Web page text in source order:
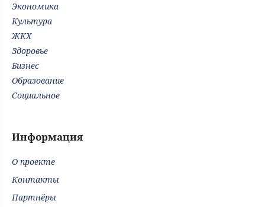
Экономика
Культура
ЖКХ
Здоровье
Бизнес
Образование
Социальное
Информация
О проекте
Контакты
Партнёры